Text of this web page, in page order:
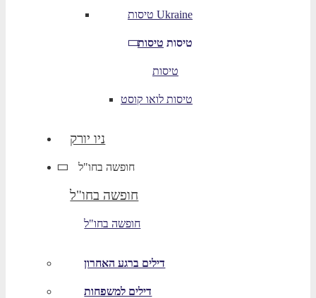
טיסות Ukraine
טיסות טיסות
טיסות
טיסות לואו קוסט
ניו יורק
חופשה בחו"ל
חופשה בחו"ל
חופשה בחו"ל
דילים ברגע האחרון
דילים למשפחות